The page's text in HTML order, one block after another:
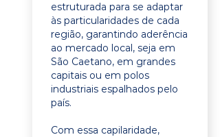
estruturada para se adaptar
às particularidades de cada
região, garantindo aderência
ao mercado local, seja em
São Caetano, em grandes
capitais ou em polos
industriais espalhados pelo
país.
Com essa capilaridade,